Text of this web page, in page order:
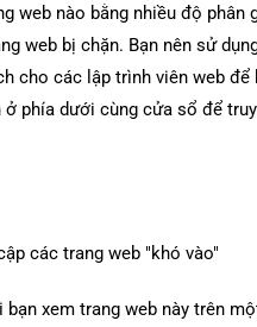
web nào bằng nhiều độ
web bị chặn. Bạn nên sử
cho các lập trình viên web
phía dưới cùng cửa sổ để
xem trang web này trên